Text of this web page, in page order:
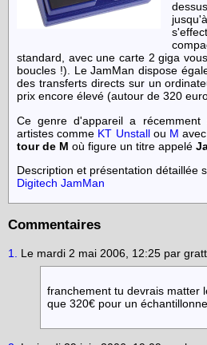
standard, avec une carte 2 giga
boucles !). Le JamMan dispose
des transferts directs sur un
prix encore élevé (autour de 320
Ce genre d'appareil a récemment
artistes comme KT Unstallou M
tour de M où figure un titre appelé
Description et présentation détaillée
Digitech JamMan
Commentaires
1. Le mardi 2 mai 2006, 12:25 par
franchement tu devrais matter
que 320€ pour un